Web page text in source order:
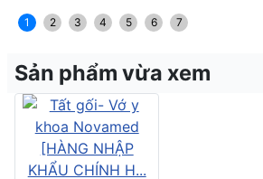
1 2 3 4 5 6 7
Sản phẩm vừa xem